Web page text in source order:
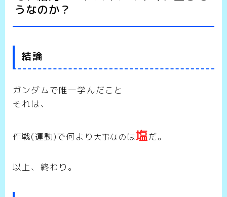
うなのか？
結論
ガンダムで唯一学んだこと
それは、
作戦(運動)で何より 大事なのは塩だ。
以上、終わり。